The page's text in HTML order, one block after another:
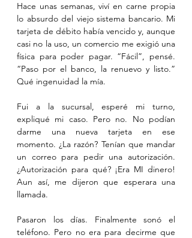
Hace unas semanas, viví en carne propia
lo absurdo del viejo sistema bancario. Mi
tarjeta de débito había vencido y, aunque
casi no la uso, un comercio me exigió una
física para poder pagar. “Fácil”, pensé.
“Paso por el banco, la renuevo y listo.”
Qué ingenuidad la mía.
Fui a la sucursal, esperé mi turno,
expliqué mi caso. Pero no. No podían
darme una nueva tarjeta en ese
momento. ¿La razón? Tenían que mandar
un correo para pedir una autorización.
¿Autorización para qué? ¡Era MI dinero!
Aun así, me dijeron que esperara una
llamada.
Pasaron los días. Finalmente sonó el
teléfono. Pero no era para decirme que